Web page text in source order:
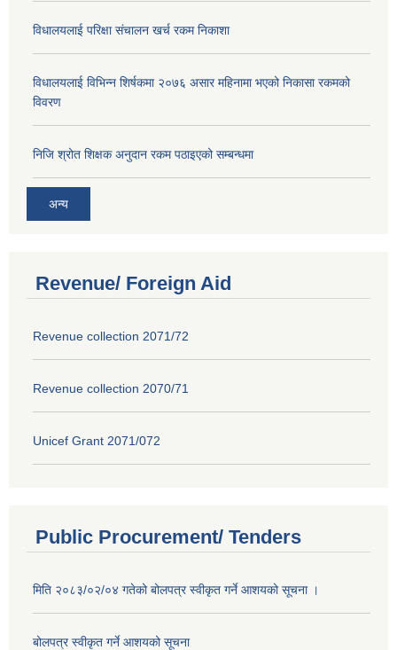
विधालयलाई परिक्षा स‌ंचालन खर्च रकम निकाशा
विधालयलाई विभिन्न शिर्षकमा २०७६ असार महिनामा भएको निकासा रकमको
विवरण
निजि श्रोत शिक्षक अनुदान रकम पठाइएको सम्बन्धमा
अन्य
Revenue/ Foreign Aid
Revenue collection 2071/72
Revenue collection 2070/71
Unicef Grant 2071/072
Public Procurement/ Tenders
मिति २०८३/०२/०४ गतेको बोलपत्र स्वीकृत गर्ने आशयको सूचना ।
बोलपत्र स्वीकृत गर्ने आशयको सूचना